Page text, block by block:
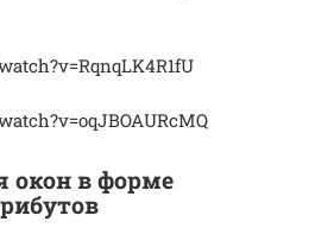
окон в форме